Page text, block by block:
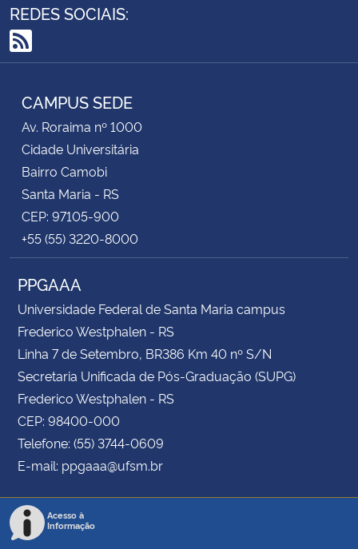
REDES SOCIAIS:
RSS
CAMPUS SEDE
Av. Roraima nº 1000
Cidade Universitária
Bairro Camobi
Santa Maria - RS
CEP: 97105-900
+55 (55) 3220-8000
PPGAAA
Universidade Federal de Santa Maria campus
Frederico Westphalen - RS
Linha 7 de Setembro, BR386 Km 40 nº S/N
Secretaria Unificada de Pós-Graduação (SUPG)
Frederico Westphalen - RS
CEP: 98400-000
Telefone: (55) 3744-0609
E-mail: ppgaaa@ufsm.br
Acesso à
Informação